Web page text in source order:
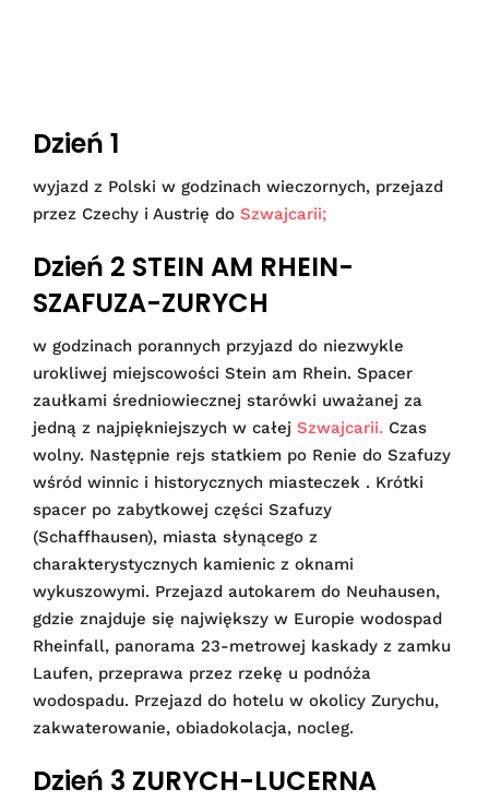
Dzień 1
wyjazd z Polski w godzinach wieczornych, przejazd
przez Czechy i Austrię do Szwajcarii;
Dzień 2 STEIN AM RHEIN-
SZAFUZA-ZURYCH
w godzinach porannych przyjazd do niezwykle
urokliwej miejscowości Stein am Rhein. Spacer
zaułkami średniowiecznej starówki uważanej za
jedną z najpiękniejszych w całej Szwajcarii. Czas
wolny. Następnie rejs statkiem po Renie do Szafuzy
wśród winnic i historycznych miasteczek . Krótki
spacer po zabytkowej części Szafuzy
(Schaffhausen), miasta słynącego z
charakterystycznych kamienic z oknami
wykuszowymi. Przejazd autokarem do Neuhausen,
gdzie znajduje się największy w Europie wodospad
Rheinfall, panorama 23-metrowej kaskady z zamku
Laufen, przeprawa przez rzekę u podnóża
wodospadu. Przejazd do hotelu w okolicy Zurychu,
zakwaterowanie, obiadokolacja, nocleg.
Dzień 3 ZURYCH-LUCERNA